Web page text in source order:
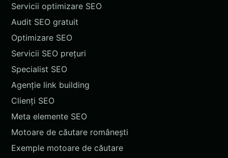
Servicii optimizare SEO
Audit SEO gratuit
Optimizare SEO
Servicii SEO prețuri
Specialist SEO
Agenție link building
Clienți SEO
Meta elemente SEO
Motoare de căutare românești
Exemple motoare de căutare